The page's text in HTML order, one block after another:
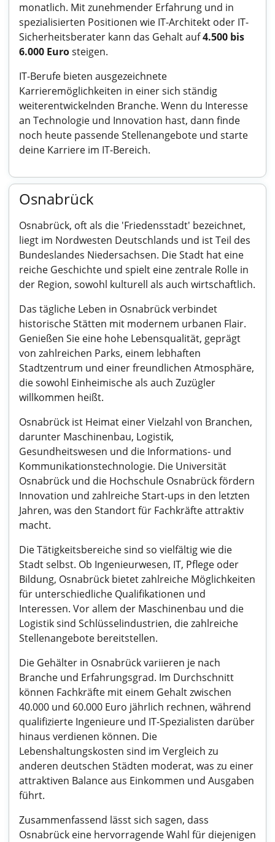
monatlich. Mit zunehmender Erfahrung und in
spezialisierten Positionen wie IT-Architekt oder IT-
Sicherheitsberater kann das Gehalt auf4.500 bis
6.000 Eurosteigen.
IT-Berufe bieten ausgezeichnete
Karrieremöglichkeiten in einer sich ständig
weiterentwickelnden Branche. Wenn du Interesse
an Technologie und Innovation hast, dann finde
noch heute passende Stellenangebote und starte
deine Karriere im IT-Bereich.
Osnabrück
Osnabrück, oft als die 'Friedensstadt' bezeichnet,
liegt im Nordwesten Deutschlands und ist Teil des
Bundeslandes Niedersachsen. Die Stadt hat eine
reiche Geschichte und spielt eine zentrale Rolle in
der Region, sowohl kulturell als auch wirtschaftlich.
Das tägliche Leben in Osnabrück verbindet
historische Stätten mit modernem urbanen Flair.
Genießen Sie eine hohe Lebensqualität, geprägt
von zahlreichen Parks, einem lebhaften
Stadtzentrum und einer freundlichen Atmosphäre,
die sowohl Einheimische als auch Zuzügler
willkommen heißt.
Osnabrück ist Heimat einer Vielzahl von Branchen,
darunter Maschinenbau, Logistik,
Gesundheitswesen und die Informations- und
Kommunikationstechnologie. Die Universität
Osnabrück und die Hochschule Osnabrück fördern
Innovation und zahlreiche Start-ups in den letzten
Jahren, was den Standort für Fachkräfte attraktiv
macht.
Die Tätigkeitsbereiche sind so vielfältig wie die
Stadt selbst. Ob Ingenieurwesen, IT, Pflege oder
Bildung, Osnabrück bietet zahlreiche Möglichkeiten
für unterschiedliche Qualifikationen und
Interessen. Vor allem der Maschinenbau und die
Logistik sind Schlüsselindustrien, die zahlreiche
Stellenangebote bereitstellen.
Die Gehälter in Osnabrück variieren je nach
Branche und Erfahrungsgrad. Im Durchschnitt
können Fachkräfte mit einem Gehalt zwischen
40.000 und 60.000 Euro jährlich rechnen, während
qualifizierte Ingenieure und IT-Spezialisten darüber
hinaus verdienen können. Die
Lebenshaltungskosten sind im Vergleich zu
anderen deutschen Städten moderat, was zu einer
attraktiven Balance aus Einkommen und Ausgaben
führt.
Zusammenfassend lässt sich sagen, dass
Osnabrück eine hervorragende Wahl für diejenigen